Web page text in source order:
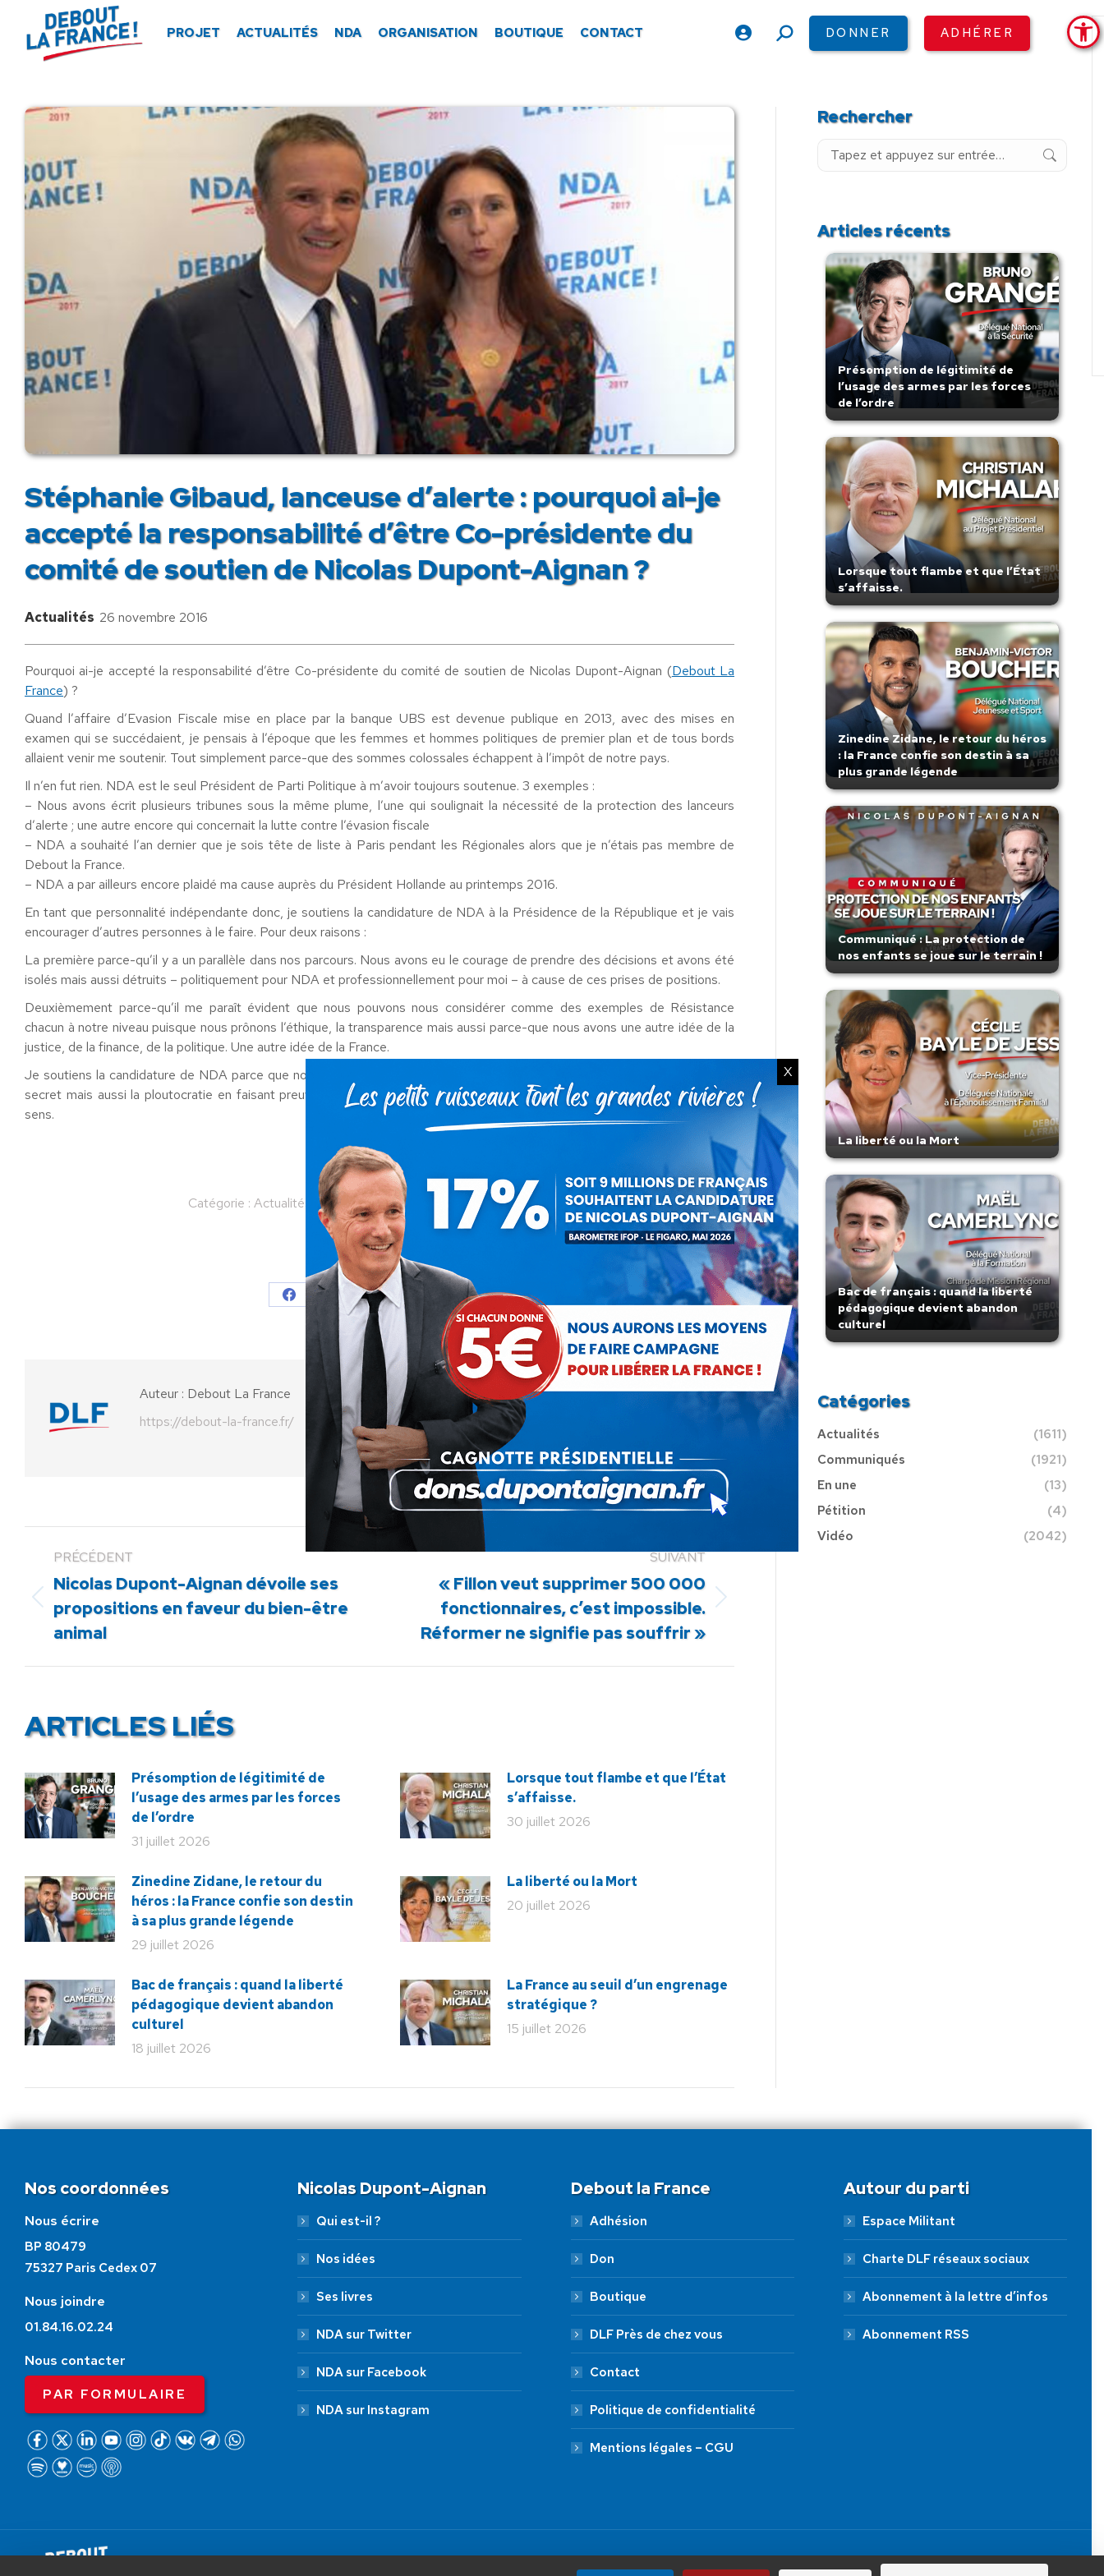
PROJET ACTUALITÉS NDA ORGANISATION BOUTIQUE CONTACT
RechercheDONNER ADHÉRER
Stéphanie Gibaud, lanceuse d’alerte : pourquoi ai-je
accepté la responsabilité d’être Co-présidente du
comité de soutien de Nicolas Dupont-Aignan ?
Actualités 26 novembre 2016
Pourquoi ai-je accepté la responsabilité d’être Co-présidente du comité de soutien de Nicolas Dupont-Aignan (Debout La
France) ?
Quand l’affaire d’Evasion Fiscale mise en place par la banque UBS est devenue publique en 2013, avec des mises en
examen qui se succédaient, je pensais à l’époque que les femmes et hommes politiques de premier plan et de tous bords
allaient venir me soutenir. Tout simplement parce-que des sommes colossales échappent à l’impôt de notre pays.
Il n’en fut rien. NDA est le seul Président de Parti Politique à m’avoir toujours soutenue. 3 exemples :
– Nous avons écrit plusieurs tribunes sous la même plume, l’une qui soulignait la nécessité de la protection des lanceurs
d’alerte ; une autre encore qui concernait la lutte contre l’évasion fiscale
– NDA a souhaité l’an dernier que je sois tête de liste à Paris pendant les Régionales alors que je n’étais pas membre de
Debout la France.
– NDA a par ailleurs encore plaidé ma cause auprès du Président Hollande au printemps 2016.
En tant que personnalité indépendante donc, je soutiens la candidature de NDA à la Présidence de la République et je vais
encourager d’autres personnes à le faire. Pour deux raisons :
La première parce-qu’il y a un parallèle dans nos parcours. Nous avons eu le courage de prendre des décisions et avons été
isolés mais aussi détruits – politiquement pour NDA et professionnellement pour moi – à cause de ces prises de positions.
Deuxièmement parce-qu’il me paraît évident que nous pouvons nous considérer comme des exemples de Résistance
chacun à notre niveau puisque nous prônons l’éthique, la transparence mais aussi parce-que nous avons une autre idée de la
justice, de la finance, de la politique. Une autre idée de la France.
Je soutiens la candidature de NDA parce que nous ne pourrons remettre la France debout qu’en luttant contre l’opacité, le
secret mais aussi la ploutocratie en faisant preuve d’exemplarité, de responsabilité et en proposant des solutions de bon
sens.
Catégorie : Actualités Par Debout La France 26 novembre 2016
Partager cet article
Partager
Facebook
Partager
sur
X
Partager
sur
Pinterest
Partager
LinkedIn
Partager
sur
WhatsApp
Auteur : Debout La France
https://debout-la-france.fr/
PRÉCÉDENT
Article
précédent
Nicolas Dupont-Aignan dévoile ses
propositions en faveur du bien-être
animal
SUIVANT
suivant
« Fillon veut supprimer 500 000
fonctionnaires, c’est impossible.
Réformer ne signifie pas souffrir »
ARTICLES LIÉS
Présomption de légitimité de
l’usage des armes par les forces
de l’ordre
31 juillet 2026
Lorsque tout flambe et que l’État
s’affaisse.
30 juillet 2026
Zinedine Zidane, le retour du
héros : la France confie son destin
à sa plus grande légende
29 juillet 2026
La liberté ou la Mort
20 juillet 2026
Bac de français : quand la liberté
pédagogique devient abandon
culturel
18 juillet 2026
La France au seuil d’un engrenage
stratégique ?
15 juillet 2026
Rechercher
Recherche
Articles récents
Présomption de légitimité de
l’usage des armes par les forces
de l’ordre
Lorsque tout flambe et que l’État
s’affaisse.
Zinedine Zidane, le retour du héros
: la France confie son destin à sa
plus grande légende
Communiqué : La protection de
nos enfants se joue sur le terrain !
La liberté ou la Mort
Bac de français : quand la liberté
pédagogique devient abandon
culturel
Catégories
Actualités
(1611)
Communiqués
(1921)
En une
(13)
Pétition
(4)
Vidéo
(2042)
Nos coordonnées
Nous écrire
BP 80479
75327 Paris Cedex 07
Nous joindre
01.84.16.02.24
Nous contacter
PAR FORMULAIRE
Nicolas Dupont-Aignan
Qui est-il ?
Nos idées
Ses livres
NDA sur Twitter
NDA sur Facebook
NDA sur Instagram
Debout la France
Adhésion
Don
Boutique
DLF Près de chez vous
Contact
Politique de confidentialité
Mentions légales – CGU
Autour du parti
Espace Militant
Charte DLF réseaux sociaux
Abonnement à la lettre d’infos
Abonnement RSS
Tous droits réservés.
X
AIDEZ NOUS À
JE FAIS UN DON À DLF
ADHÉSION 20 € 50 € 100 € 250 €
Panneau de gestion des cookies